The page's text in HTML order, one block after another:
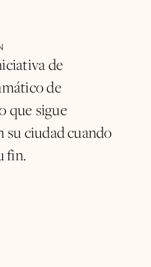
de
de
que sigue
su ciudad cuando
fin.